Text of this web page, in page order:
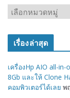
ม
ว
มู่
เรื่องล่าสุด
เครื่องHp AIO all-
8Gb และให้ Clone
คอมพิวเตอร์ได้เลย พ